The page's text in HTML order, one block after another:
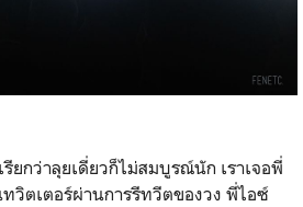
รียกว่าลุยเดี่ยวก็ไม่สมบูรณ์นัก เราเจอพี่
วิตเตอร์ผ่านการรีทวีตของวง พี่ไอซ์